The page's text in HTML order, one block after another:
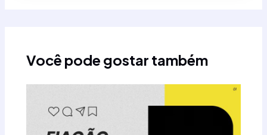
Você pode gostar também